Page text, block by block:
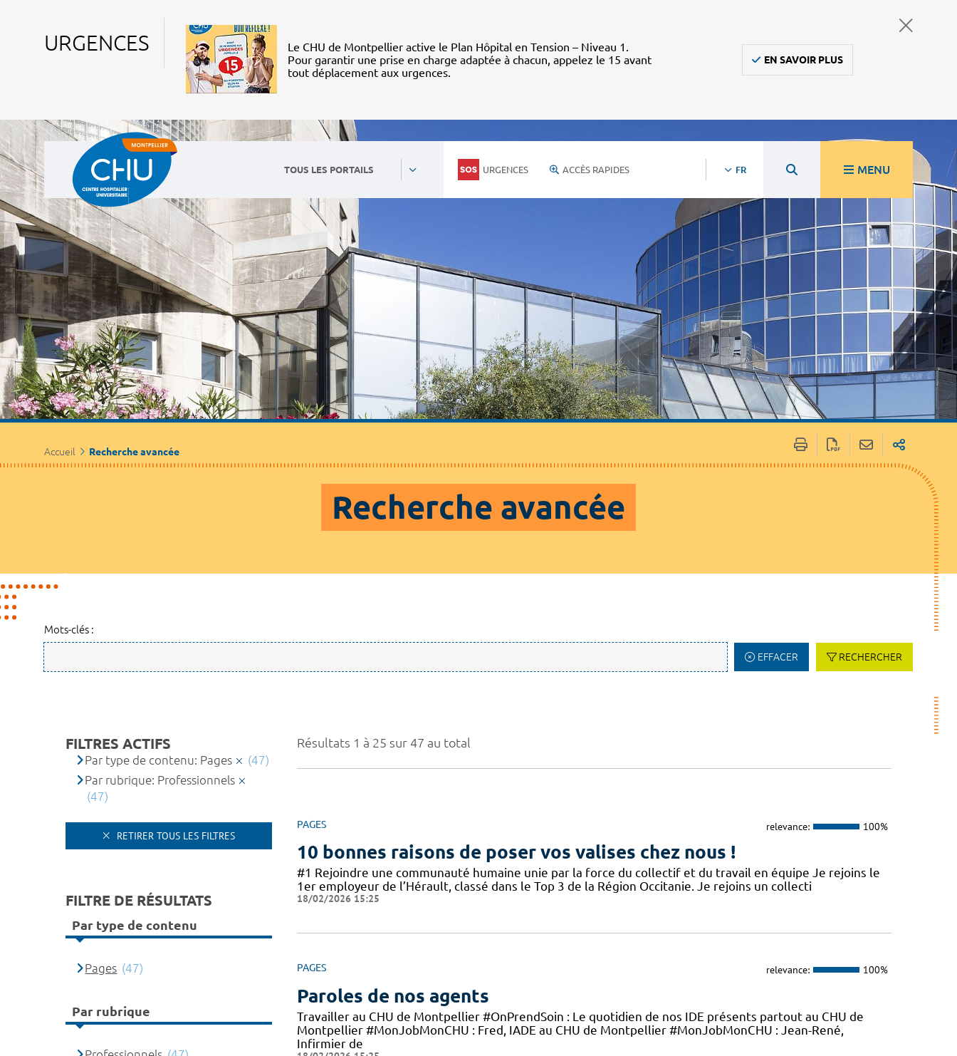
URGENCES
Le CHU de Montpellier active le Plan Hôpital en Tension – Niveau 1.
Pour garantir une prise en charge adaptée à chacun, appelez le 15 avant
tout déplacement aux urgences.
EN SAVOIR PLUS
TOUS LES PORTAILS URGENCES ACCÈS RAPIDES FR MENU
Accueil Recherche avancée
Recherche avancée
Mots-clés :
EFFACER RECHERCHER
Résultats 1 à 25 sur 47 au total
PAGES relevance: 100%
10 bonnes raisons de poser vos valises chez nous !
#1 Rejoindre une communauté humaine unie par la force du collectif et du travail en équipe Je rejoins le
1er employeur de l’Hérault, classé dans le Top 3 de la Région Occitanie. Je rejoins un collecti
18/02/2026 15:25
PAGES relevance: 100%
Paroles de nos agents
Travailler au CHU de Montpellier #OnPrendSoin : Le quotidien de nos IDE présents partout au CHU de
Montpellier #MonJobMonCHU : Fred, IADE au CHU de Montpellier #MonJobMonCHU : Jean-René,
Infirmier de
FILTRES ACTIFS
Par type de contenu: Pages
(47)
Par rubrique: Professionnels
(47)
RETIRER TOUS LES FILTRES
FILTRE DE RÉSULTATS
Par type de contenu
Pages (47)
Par rubrique